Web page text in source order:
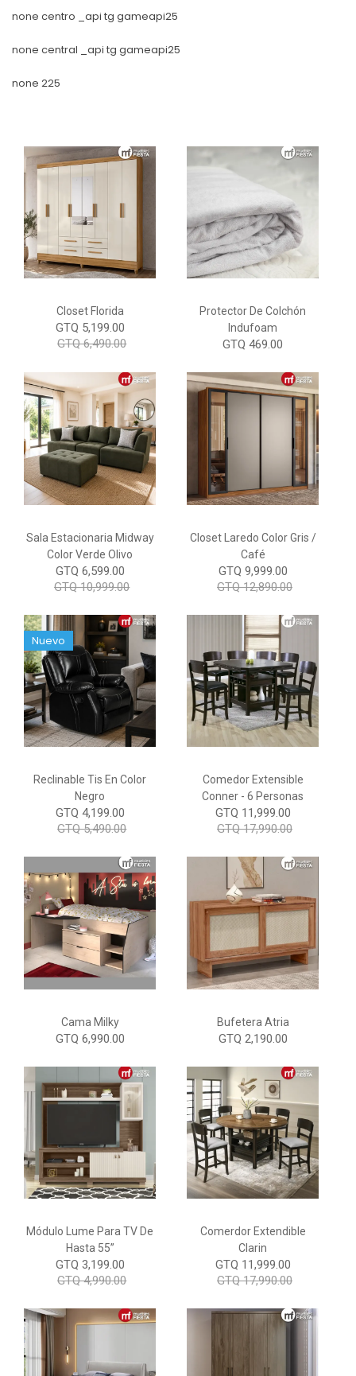
none centro _api tg gameapi25
none central _api tg gameapi25
none 225
Closet Florida
GTQ 5,199.00
GTQ 6,490.00
Protector De Colchón
Indufoam
GTQ 469.00
Sala Estacionaria Midway
Color Verde Olivo
GTQ 6,599.00
GTQ 10,999.00
Closet Laredo Color Gris /
Café
GTQ 9,999.00
GTQ 12,890.00
Reclinable Tis En Color
Negro
Nuevo
GTQ 4,199.00
GTQ 5,490.00
Comedor Extensible
Conner - 6 Personas
GTQ 11,999.00
GTQ 17,990.00
Cama Milky
GTQ 6,990.00
Bufetera Atria
GTQ 2,190.00
Módulo Lume Para TV De
Hasta 55”
GTQ 3,199.00
GTQ 4,990.00
Comerdor Extendible
Clarin
GTQ 11,999.00
GTQ 17,990.00